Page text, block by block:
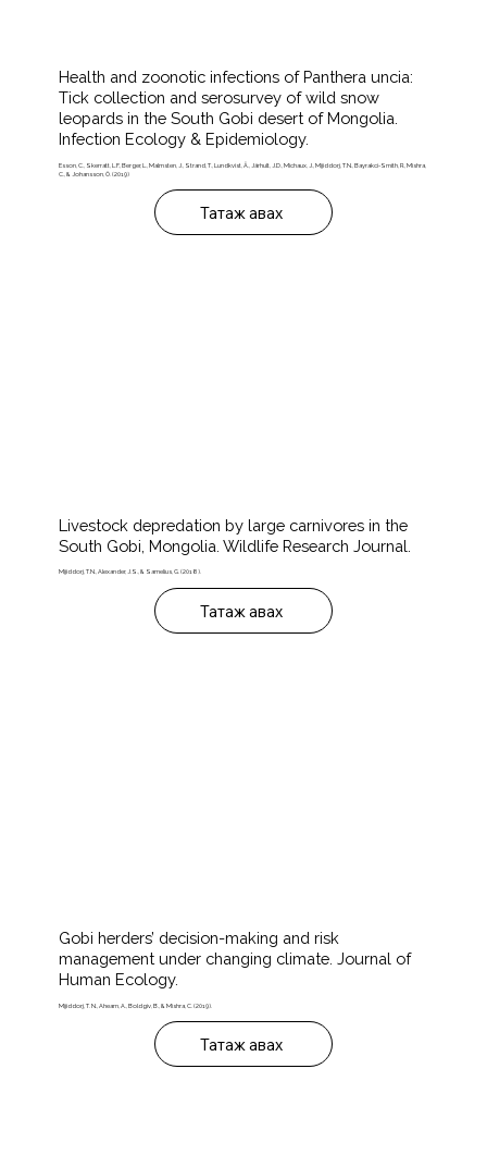
Health and zoonotic infections of Panthera uncia:
Tick collection and serosurvey of wild snow
leopards in the South Gobi desert of Mongolia.
Infection Ecology & Epidemiology.
Esson, C., Skerratt, L.F., Berger, L., Malmsten, J., Strand, T., Lundkvist, Å., Järhult, J.D., Michaux, J., Mijiddorj, T.N., Bayrakci-Smith, R., Mishra,
C., & Johansson, Ö. (2019)
Татаж авах
Livestock depredation by large carnivores in the
South Gobi, Mongolia. Wildlife Research Journal.
Mijiddorj, T.N., Alexander, J.S., & Samelius, G. (2018).
Татаж авах
Gobi herders’ decision-making and risk
management under changing climate. Journal of
Human Ecology.
Mijiddorj, T. N., Ahearn, A., Boldgiv, B., & Mishra, C. (2019).
Татаж авах